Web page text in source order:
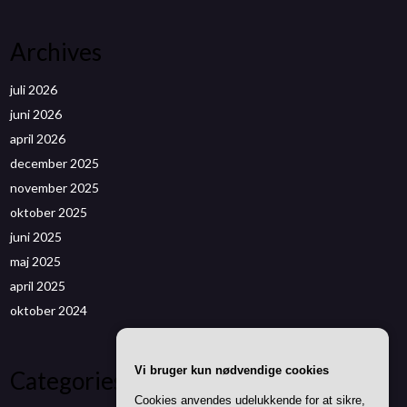
Archives
juli 2026
juni 2026
april 2026
december 2025
november 2025
oktober 2025
juni 2025
maj 2025
april 2025
oktober 2024
Categories Vi bruger kun nødvendige cookies
Cookies anvendes udelukkende for at sikre,